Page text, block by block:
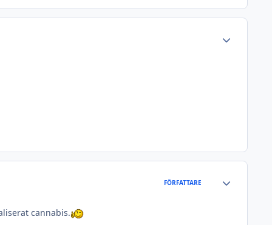
FÖRFATTARE
cannabis.